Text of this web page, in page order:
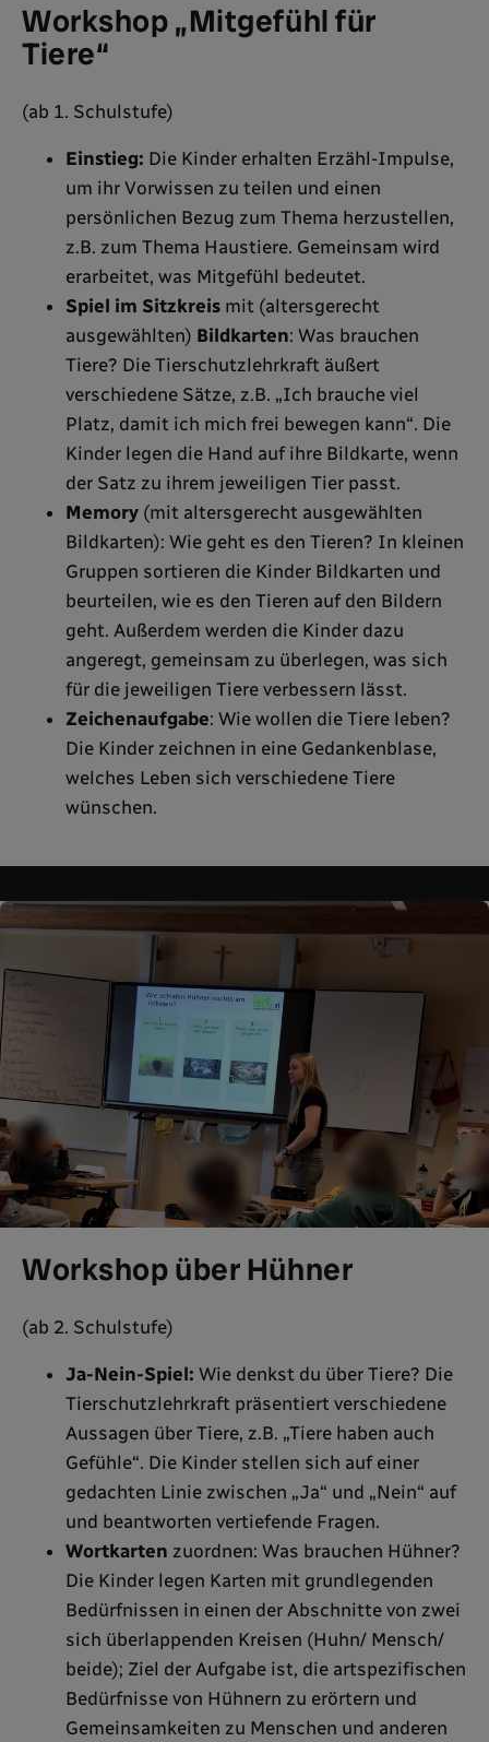
Workshop „Mitgefühl für
Tiere“
(ab 1. Schulstufe)
Einstieg: Die Kinder erhalten Erzähl-Impulse,
um ihr Vorwissen zu teilen und einen
persönlichen Bezug zum Thema herzustellen,
z.B. zum Thema Haustiere. Gemeinsam wird
erarbeitet, was Mitgefühl bedeutet.
Spiel im Sitzkreis mit (altersgerecht
ausgewählten) Bildkarten: Was brauchen
Tiere? Die Tierschutzlehrkraft äußert
verschiedene Sätze, z.B. „Ich brauche viel
Platz, damit ich mich frei bewegen kann“. Die
Kinder legen die Hand auf ihre Bildkarte, wenn
der Satz zu ihrem jeweiligen Tier passt.
Memory (mit altersgerecht ausgewählten
Bildkarten): Wie geht es den Tieren? In kleinen
Gruppen sortieren die Kinder Bildkarten und
beurteilen, wie es den Tieren auf den Bildern
geht. Außerdem werden die Kinder dazu
angeregt, gemeinsam zu überlegen, was sich
für die jeweiligen Tiere verbessern lässt.
Zeichenaufgabe: Wie wollen die Tiere leben?
Die Kinder zeichnen in eine Gedankenblase,
welches Leben sich verschiedene Tiere
wünschen.
Workshop über Hühner
(ab 2. Schulstufe)
Ja-Nein-Spiel: Wie denkst du über Tiere? Die
Tierschutzlehrkraft präsentiert verschiedene
Aussagen über Tiere, z.B. „Tiere haben auch
Gefühle“. Die Kinder stellen sich auf einer
gedachten Linie zwischen „Ja“ und „Nein“ auf
und beantworten vertiefende Fragen.
Wortkarten zuordnen: Was brauchen Hühner?
Die Kinder legen Karten mit grundlegenden
Bedürfnissen in einen der Abschnitte von zwei
sich überlappenden Kreisen (Huhn/ Mensch/
beide); Ziel der Aufgabe ist, die artspezifischen
Bedürfnisse von Hühnern zu erörtern und
Gemeinsamkeiten zu Menschen und anderen